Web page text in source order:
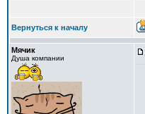
Вернуться к началу
Мячик
Душа компании